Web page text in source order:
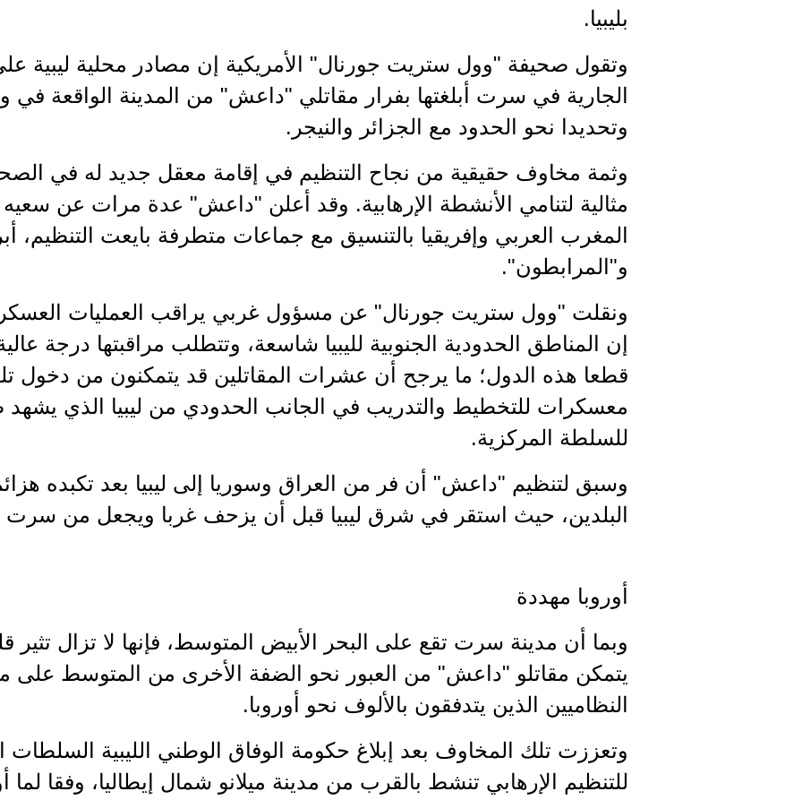
بليبيا.
وتقول صحيفة "وول ستريت جورنال" الأمريكية إن مصادر محلية ليبية
الجارية في سرت أبلغتها بفرار مقاتلي "داعش" من المدينة الواقعة في
وتحديدا نحو الحدود مع الجزائر والنيجر.
وثمة مخاوف حقيقية من نجاح التنظيم في إقامة معقل جديد له في
مثالية لتنامي الأنشطة الإرهابية. وقد أعلن "داعش" عدة مرات عن سعيه
المغرب العربي وإفريقيا بالتنسيق مع جماعات متطرفة بايعت التنظيم،
و"المرابطون".
ونقلت "وول ستريت جورنال" عن مسؤول غربي يراقب العمليات
إن المناطق الحدودية الجنوبية لليبيا شاسعة، وتتطلب مراقبتها درجة
قطعا هذه الدول؛ ما يرجح أن عشرات المقاتلين قد يتمكنون من دخول
معسكرات للتخطيط والتدريب في الجانب الحدودي من ليبيا الذي يشهد
للسلطة المركزية.
وسبق لتنظيم "داعش" أن فر من العراق وسوريا إلى ليبيا بعد تكبده
البلدين، حيث استقر في شرق ليبيا قبل أن يزحف غربا ويجعل من
أوروبا مهددة
وبما أن مدينة سرت تقع على البحر الأبيض المتوسط، فإنها لا تزال تثير
يتمكن مقاتلو "داعش" من العبور نحو الضفة الأخرى من المتوسط على
النظاميين الذين يتدفقون بالألوف نحو أوروبا.
وتعززت تلك المخاوف بعد إبلاغ حكومة الوفاق الوطني الليبية السلطات
للتنظيم الإرهابي تنشط بالقرب من مدينة ميلانو شمال إيطاليا، وفقا